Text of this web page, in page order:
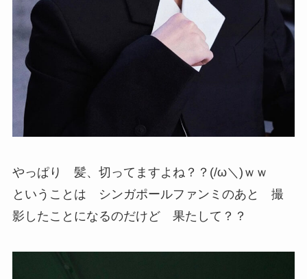
やっぱり 髪、切ってますよね？？(/ω＼)ｗｗ
ということは シンガポールファンミのあと 撮
影したことになるのだけど 果たして？？